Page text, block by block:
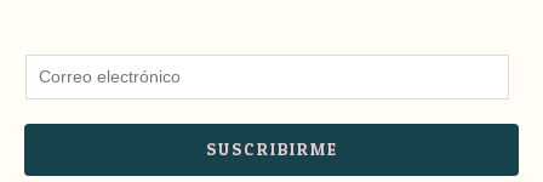
SUSCRIBIRME